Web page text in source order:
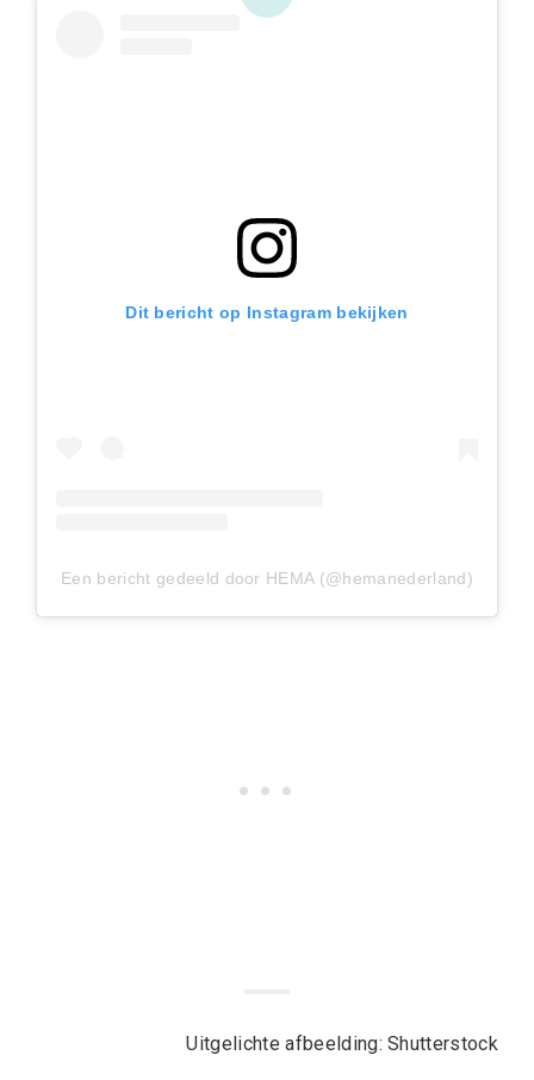
Dit bericht op Instagram bekijken
Een bericht gedeeld door HEMA (@hemanederland)
Uitgelichte afbeelding: Shutterstock